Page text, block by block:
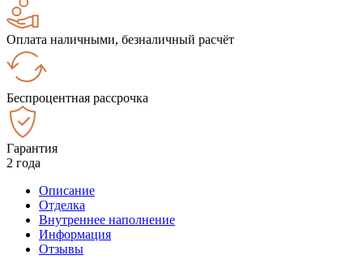
Оплата наличными, безналичный расчёт
Беспроцентная рассрочка
Гарантия
2 года
Описание
Отделка
Внутреннее наполнение
Информация
Отзывы